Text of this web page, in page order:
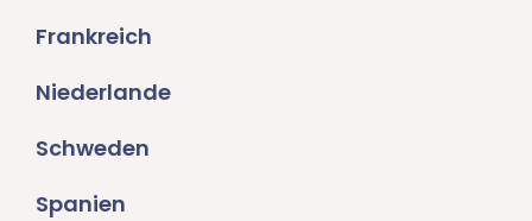
Frankreich
Niederlande
Schweden
Spanien